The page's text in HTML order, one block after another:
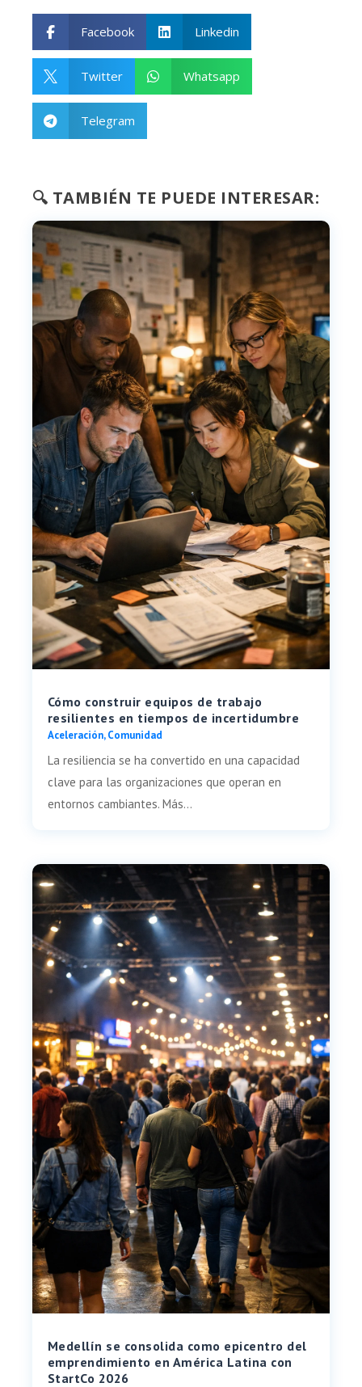
 Facebook  Linkedin
 Twitter  Whatsapp
 Telegram
🔍 TAMBIÉN TE PUEDE INTERESAR:
Cómo construir equipos de trabajo
resilientes en tiempos de incertidumbre
Aceleración,Comunidad
La resiliencia se ha convertido en una capacidad
clave para las organizaciones que operan en
entornos cambiantes. Más...
Medellín se consolida como epicentro del
emprendimiento en América Latina con
StartCo 2026